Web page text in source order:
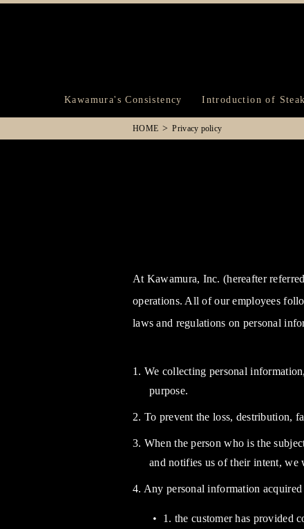
Kawamura's Consistency Introduction of
HOME Privacy policy
At Kawamura, Inc. (hereafter
operations. All of our employees
laws and regulations on personal
1. We collecting personal
purpose.
2. To prevent the loss, destribution,
3. When the person who is the
and notifies us of their intent, we
4. Any personal information
1. the customer has provided